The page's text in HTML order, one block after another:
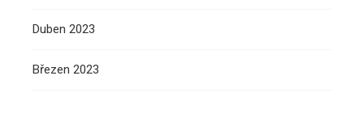
Duben 2023
Březen 2023